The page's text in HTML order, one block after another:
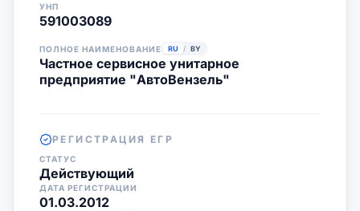
УНП
591003089
ПОЛНОЕ НАИМЕНОВАНИЕ RU / BY
Частное сервисное унитарное
предприятие "АвтоВензель"
РЕГИСТРАЦИЯ ЕГР
СТАТУС
Действующий
ДАТА РЕГИСТРАЦИИ
01.03.2012